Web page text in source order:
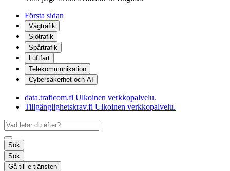
Första sidan
Vägtrafik
Sjötrafik
Spårtrafik
Luftfart
Telekommunikation
Cybersäkerhet och AI
data.traficom.fi Ulkoinen verkkopalvelu.
Tillgänglighetskrav.fi Ulkoinen verkkopalvelu.
Sök
Sök
Gå till e-tjänsten